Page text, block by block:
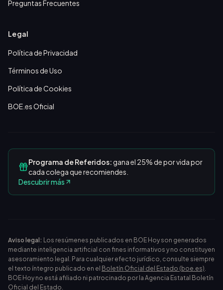
Preguntas Frecuentes
Legal
Política de Privacidad
Términos de Uso
Política de Cookies
BOE.es Oficial
Programa de Referidos:gana el 25% de por vida por
cada colega que recomiendes.
Descubrir más
Aviso legal: Los resúmenes publicados en BOE Hoy son generados
mediante inteligencia artificial con fines informativos y no constituyen
asesoramiento legal. Para cualquier efecto jurídico, consulte siempre
el texto íntegro publicado en el Boletín Oficial del Estado (boe.es).
BOE Hoy no está afiliado ni patrocinado por la Agencia Estatal Boletín
Oficial del Estado.